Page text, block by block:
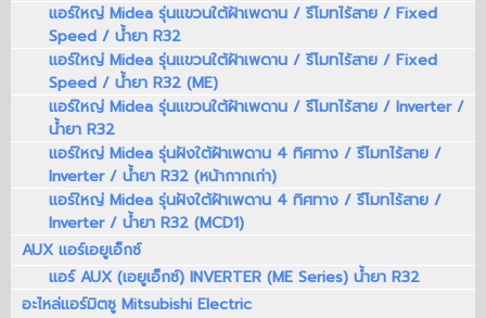
แอร์ใหญ่ Midea รุ่นแขวนใต้ฝ้าเพดาน / รีโมทไร้สาย / Fixed
Speed / น้ำยา R32
แอร์ใหญ่ Midea รุ่นแขวนใต้ฝ้าเพดาน / รีโมทไร้สาย / Fixed
Speed / น้ำยา R32 (ME)
แอร์ใหญ่ Midea รุ่นแขวนใต้ฝ้าเพดาน / รีโมทไร้สาย / Inverter /
น้ำยา R32
แอร์ใหญ่ Midea รุ่นฝังใต้ฝ้าเพดาน 4 ทิศทาง / รีโมทไร้สาย /
Inverter / น้ำยา R32 (หน้ากากเก่า)
แอร์ใหญ่ Midea รุ่นฝังใต้ฝ้าเพดาน 4 ทิศทาง / รีโมทไร้สาย /
Inverter / น้ำยา R32 (MCD1)
AUX แอร์เอยูเอ็กซ์
แอร์ AUX (เอยูเอ็กซ์) INVERTER (ME Series) น้ำยา R32
อะไหล่แอร์มิตซู Mitsubishi Electric